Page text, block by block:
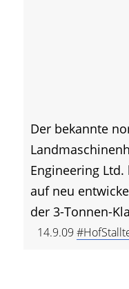
Der bekannte
Engineering
auf neu
der 3-Tonnen-
14.9.09